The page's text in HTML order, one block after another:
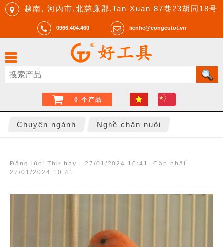
越南, 河內市,北慈廉郡,Tan Xuan 87巷23胡同18号
0966.404.460 lienhe@congcutot.vn
0 个产品
Chuyên ngành Nghề chăn nuôi
Đăng lúc: Thứ bảy - 27/01/2024 10:41 , Cập nhật
27/01/2024 10:41